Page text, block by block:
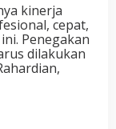
kinerja
cepat,
Penegakan
dilakukan